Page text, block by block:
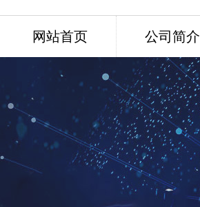
网站首页 公司简介